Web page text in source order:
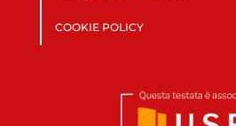
COOKIE POLICY